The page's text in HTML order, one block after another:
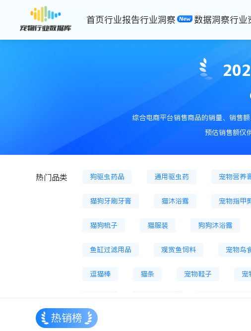
首页行业报告行业洞察 数据洞察行业
综合电商平台销售商品的销量、销售
预估销售额仅
热门品类
猫膨化粮
狗零食肉
狗驱虫药品 通用驱虫药 宠物营养
猫狗牙刷牙膏 猫沐浴露 宠物指甲
猫狗梳子 猫服装 狗狗沐浴露
鱼缸过滤用品 观赏鱼饲料 宠物鸟
逗猫棒 猫条 宠物鞋子 宠
猫砂铲 智能猫砂盆 宠物智能饮水
热销榜